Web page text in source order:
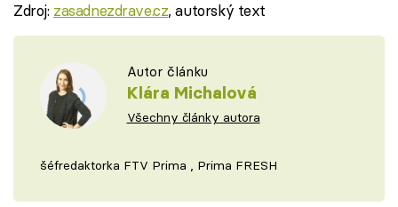
Zdroj: zasadnezdrave.cz, autorský text
Autor článku
Klára Michalová
Všechny články autora
šéfredaktorka FTV Prima , Prima FRESH